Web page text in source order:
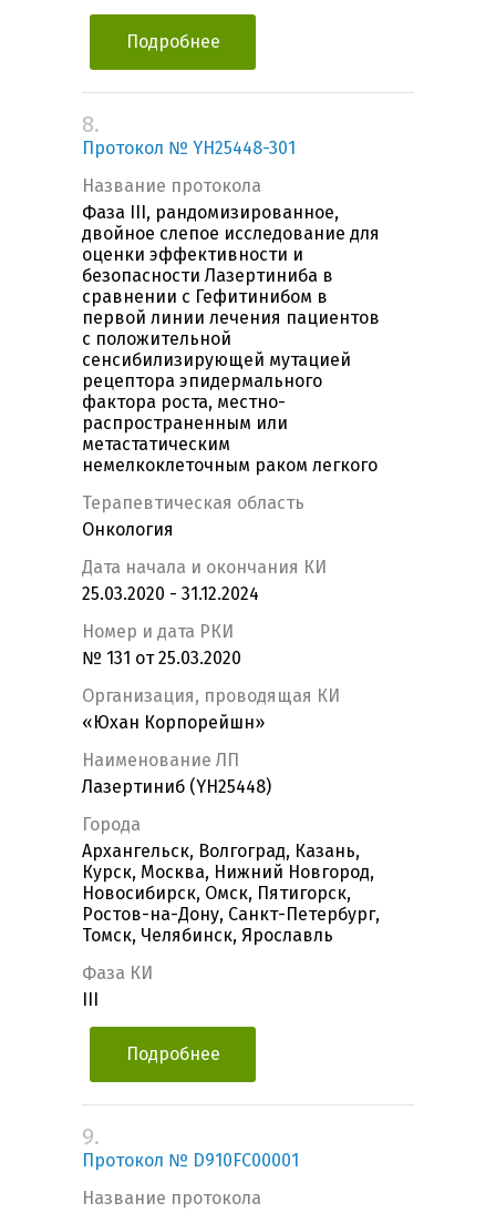
Подробнее
8.
Протокол № YH25448-301
Название протокола
Фаза III, рандомизированное,
двойное слепое исследование для
оценки эффективности и
безопасности Лазертиниба в
сравнении с Гефитинибом в
первой линии лечения пациентов
с положительной
сенсибилизирующей мутацией
рецептора эпидермального
фактора роста, местно-
распространенным или
метастатическим
немелкоклеточным раком легкого
Терапевтическая область
Онкология
Дата начала и окончания КИ
25.03.2020 - 31.12.2024
Номер и дата РКИ
№ 131 от 25.03.2020
Организация, проводящая КИ
«Юхан Корпорейшн»
Наименование ЛП
Лазертиниб (YH25448)
Города
Архангельск, Волгоград, Казань,
Курск, Москва, Нижний Новгород,
Новосибирск, Омск, Пятигорск,
Ростов-на-Дону, Санкт-Петербург,
Томск, Челябинск, Ярославль
Фаза КИ
Подробнее
9.
Протокол № D910FC00001
Название протокола